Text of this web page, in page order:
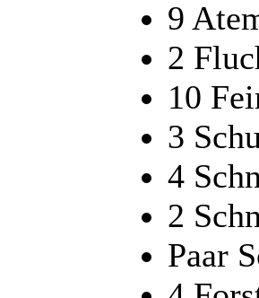
9
2
10
3
4
2
Paar